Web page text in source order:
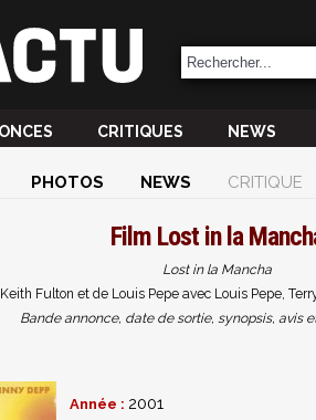
CRITIQUES NEWS
PHOTOS NEWS CRITIQUE
Film Lost in la
Lost in la Mancha
Fulton et de Louis Pepe avec Louis Pepe,
Bande annonce, date de sortie, synopsis, avis
Année : 2001